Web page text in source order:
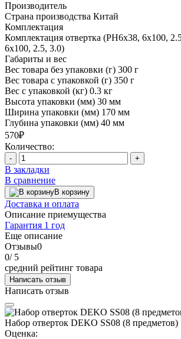
Производитель
Страна производства Китай
Комплектация
Комплектация отвертка (PH6x38, 6x100,
6x100, 2.5, 3.0)
Габариты и вес
Вес товара без упаковки (г) 300 г
Вес товара с упаковкой (г) 350 г
Вес с упаковкой (кг) 0.3 кг
Высота упаковки (мм) 30 мм
Ширина упаковки (мм) 170 мм
Глубина упаковки (мм) 40 мм
570₽
Количество:
- +
В закладки
В сравнение
В корзину
Доставка и оплата
Описание приемущества
Гарантия 1 год
Еще описание
Отзывы0
0/ 5
средний рейтинг товара
Написать отзыв
Написать отзыв
Набор отверток DEKO SS08 (8 предметов)
Оценка: